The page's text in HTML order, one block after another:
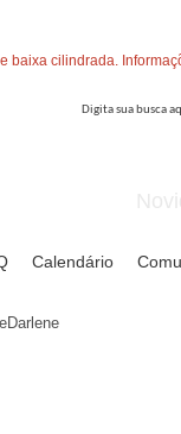
Calendário